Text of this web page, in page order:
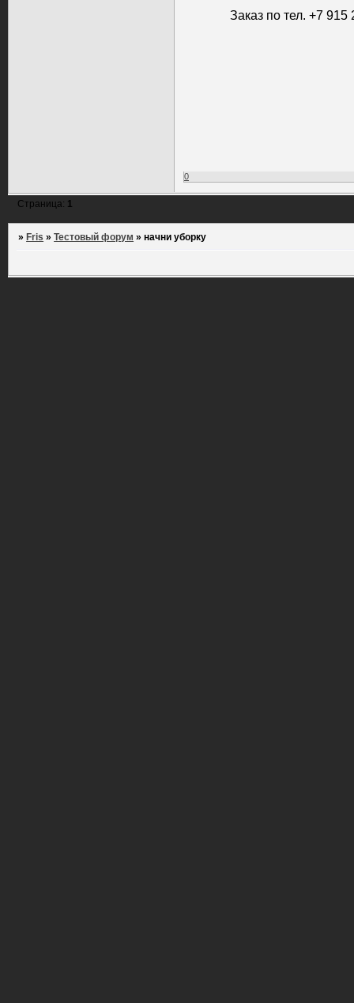
Заказ по тел. +7
0
Страница: 1
» Fris »Тестовый форум »начни уборку